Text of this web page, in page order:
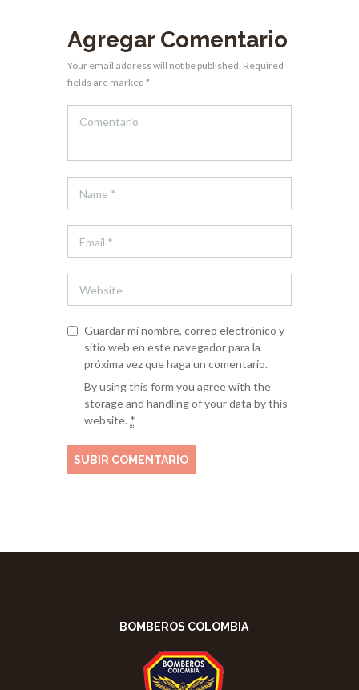
Agregar Comentario
Your email address will not be published. Required
fields are marked *
Guardar mi nombre, correo electrónico y
sitio web en este navegador para la
próxima vez que haga un comentario.
By using this form you agree with the
storage and handling of your data by this
website. *
BOMBEROS COLOMBIA